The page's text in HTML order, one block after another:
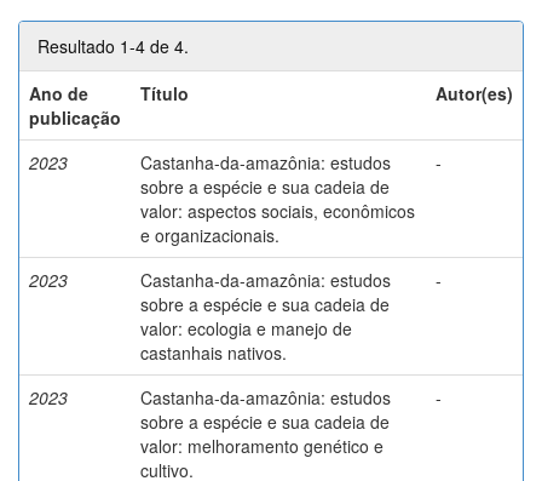
Resultado 1-4 de 4.
Ano de
publicação
Título Autor(es)
2023
Castanha-da-amazônia: estudos
sobre a espécie e sua cadeia de
valor: aspectos sociais, econômicos
e organizacionais.
-
2023
Castanha-da-amazônia: estudos
sobre a espécie e sua cadeia de
valor: ecologia e manejo de
castanhais nativos.
-
2023
Castanha-da-amazônia: estudos
sobre a espécie e sua cadeia de
valor: melhoramento genético e
cultivo.
-